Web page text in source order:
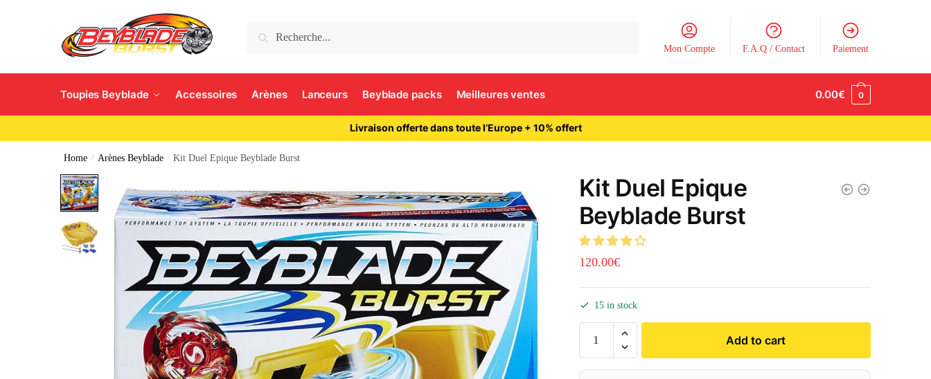
Search
Mon Compte F.A.Q / Contact Paiement
Toupies Beyblade Accessoires Arènes Lanceurs Beyblade packs Meilleures ventes 0.00€ 0
Livraison offerte dans toute l’Europe + 10% offert
Home / Arènes Beyblade / Kit Duel Epique Beyblade Burst
Kit Duel Epique
Beyblade Burst
120.00€
15 in stock
Add to cart